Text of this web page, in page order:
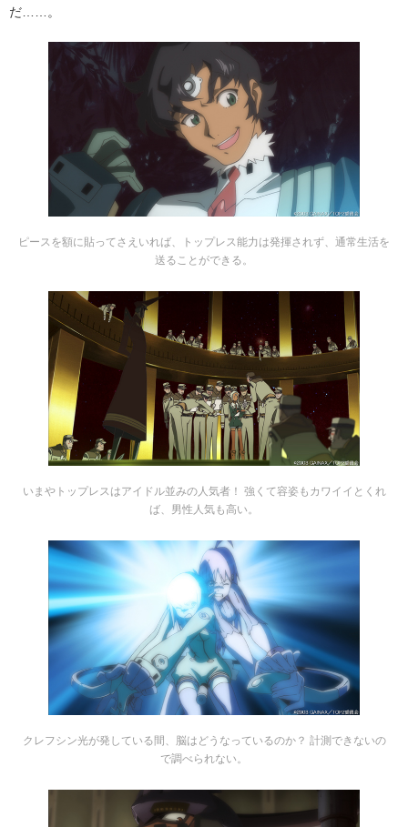
だ……。
ピースを額に貼ってさえいれば、トップレス能力は発揮されず、通常生活を
送ることができる。
いまやトップレスはアイドル並みの人気者！ 強くて容姿もカワイイとくれ
ば、男性人気も高い。
クレフシン光が発している間、脳はどうなっているのか？ 計測できないの
で調べられない。